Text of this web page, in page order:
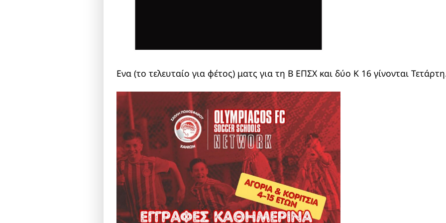
Ενα (το τελευταίο για φέτος) ματς για τη Β ΕΠΣΧ και δύο Κ 16 γίνονται